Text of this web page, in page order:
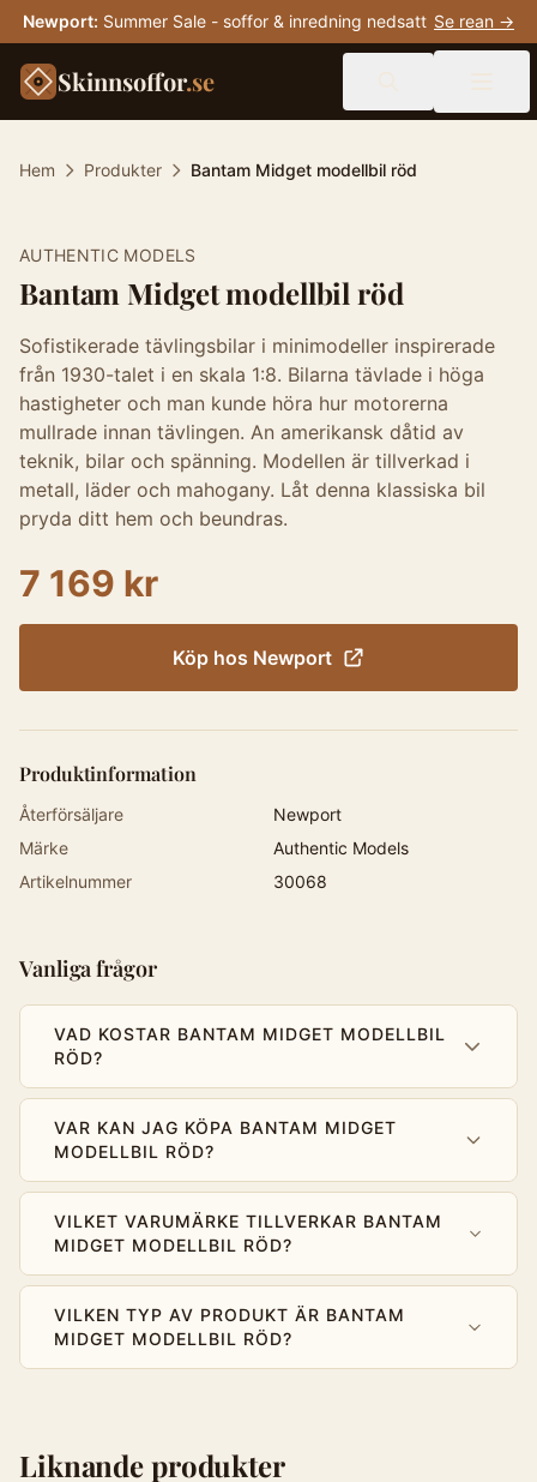
Newport: Summer Sale - soffor & inredning nedsatt Se rean →
Skinnsoffor.se
Hem Produkter Bantam Midget modellbil röd
AUTHENTIC MODELS
Bantam Midget modellbil röd
Sofistikerade tävlingsbilar i minimodeller inspirerade
från 1930-talet i en skala 1:8. Bilarna tävlade i höga
hastigheter och man kunde höra hur motorerna
mullrade innan tävlingen. An amerikansk dåtid av
teknik, bilar och spänning. Modellen är tillverkad i
metall, läder och mahogany. Låt denna klassiska bil
pryda ditt hem och beundras.
7 169 kr
Köp hos Newport
Produktinformation
Återförsäljare
Newport
Märke
Authentic Models
Artikelnummer
30068
Vanliga frågor
VAD KOSTAR BANTAM MIDGET MODELLBIL
RÖD?
VAR KAN JAG KÖPA BANTAM MIDGET
MODELLBIL RÖD?
VILKET VARUMÄRKE TILLVERKAR BANTAM
MIDGET MODELLBIL RÖD?
VILKEN TYP AV PRODUKT ÄR BANTAM
MIDGET MODELLBIL RÖD?
Liknande produkter